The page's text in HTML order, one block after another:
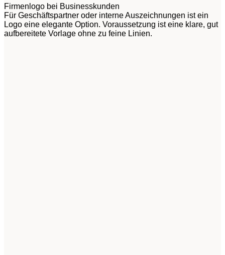
Firmenlogo bei Businesskunden
Für Geschäftspartner oder interne Auszeichnungen ist ein
Logo eine elegante Option. Voraussetzung ist eine klare, gut
aufbereitete Vorlage ohne zu feine Linien.